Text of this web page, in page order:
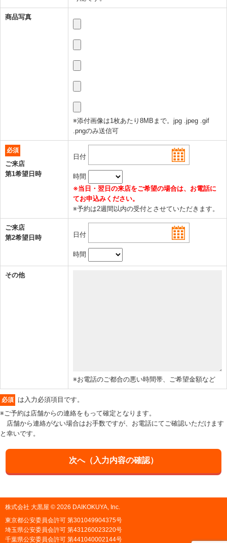
商品写真
※添付画像は1枚あたり8MBまで。jpg .jpeg .gif
.pngのみ送信可
必須
ご来店
第1希望日時
日付
時間
※当日・翌日の来店をご希望の場合は、お電話に
てお申込みください。
※予約は2週間以内の受付とさせていただきます。
ご来店
第2希望日時
日付
時間
その他
※お電話のご都合の悪い時間帯、ご希望金額など
必須
は入力必須項目です。
※ご予約は店舗からの連絡をもって確定となります。
店舗から連絡がない場合はお手数ですが、お電話にてご確認いただけます
と幸いです。
株式会社 大黒屋 © 2026 DAIKOKUYA, Inc.
東京都公安委員会許可 第301049904375号
埼玉県公安委員会許可 第431260023220号
千葉県公安委員会許可 第441040002144号